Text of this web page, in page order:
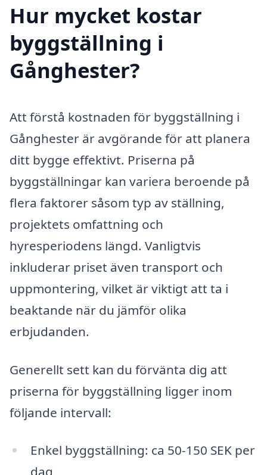
Hur mycket kostar
byggställning i
Gånghester?
Att förstå kostnaden för byggställning i
Gånghester är avgörande för att planera
ditt bygge effektivt. Priserna på
byggställningar kan variera beroende på
flera faktorer såsom typ av ställning,
projektets omfattning och
hyresperiodens längd. Vanligtvis
inkluderar priset även transport och
uppmontering, vilket är viktigt att ta i
beaktande när du jämför olika
erbjudanden.
Generellt sett kan du förvänta dig att
priserna för byggställning ligger inom
följande intervall:
Enkel byggställning: ca 50-150 SEK per
dag